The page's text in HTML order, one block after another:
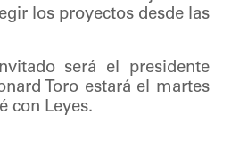
los proyectos desde las
será el presidente
Toro estará el martes
con Leyes.